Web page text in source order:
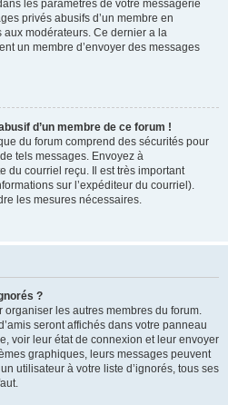
les paramètres de votre messagerie
privés abusifs d’un membre en
modérateurs. Ce dernier a la
un membre d’envoyer des messages
d’un membre de ce forum !
du forum comprend des sécurités pour
tels messages. Envoyez à
du courriel reçu. Il est très important
sur l’expéditeur du courriel).
les mesures nécessaires.
?
les autres membres du forum.
seront affichés dans votre panneau
voir leur état de connexion et leur envoyer
graphiques, leurs messages peuvent
utilisateur à votre liste d’ignorés, tous ses